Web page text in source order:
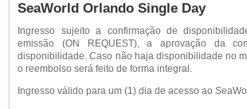
SeaWorld Orlando Single Day
Ingresso sujeito a confirmação de
emissão (ON REQUEST), a aprovação da
disponibilidade. Caso não haja disponibilidade no
o reembolso será feito de forma integral.
Ingresso válido para um (1) dia de acesso ao